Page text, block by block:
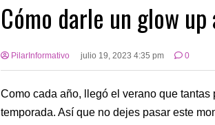
Cómo darle un glow
PilarInformativo julio 19, 2023 4:35 pm 0
Como cada año, llegó el verano que
temporada. Así que no dejes pasar este